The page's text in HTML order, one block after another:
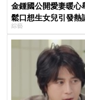
金鍾國公開愛妻暖
鬆口想生女兒引發熱
綜藝